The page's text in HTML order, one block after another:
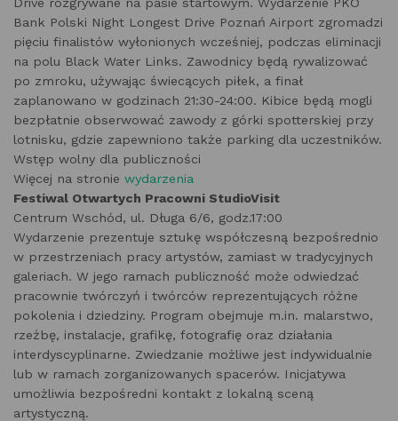
Bank Polski Night Longest Drive Poznań Airport zgromadzi
pięciu finalistów wyłonionych wcześniej, podczas eliminacji
na polu Black Water Links. Zawodnicy będą rywalizować
po zmroku, używając świecących piłek, a finał
zaplanowano w godzinach 21:30-24:00. Kibice będą mogli
bezpłatnie obserwować zawody z górki spotterskiej przy
lotnisku, gdzie zapewniono także parking dla uczestników.
Wstęp wolny dla publiczności
Więcej na stronie wydarzenia
Festiwal Otwartych Pracowni StudioVisit
Centrum Wschód, ul. Długa 6/6, godz.17:00
Wydarzenie prezentuje sztukę współczesną bezpośrednio
w przestrzeniach pracy artystów, zamiast w tradycyjnych
galeriach. W jego ramach publiczność może odwiedzać
pracownie twórczyń i twórców reprezentujących różne
pokolenia i dziedziny. Program obejmuje m.in. malarstwo,
rzeźbę, instalacje, grafikę, fotografię oraz działania
interdyscyplinarne. Zwiedzanie możliwe jest indywidualnie
lub w ramach zorganizowanych spacerów. Inicjatywa
umożliwia bezpośredni kontakt z lokalną sceną
artystyczną.